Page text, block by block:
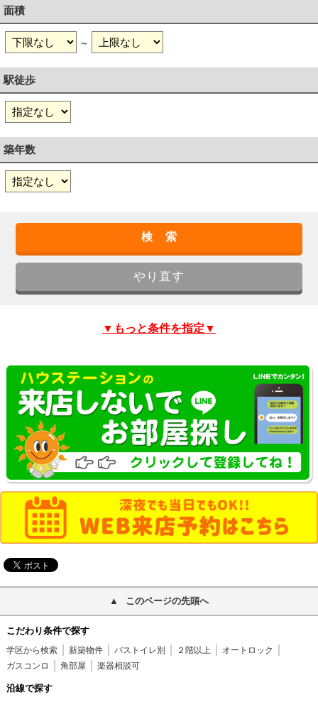
面積
～
駅徒歩
築年数
▼もっと条件を指定▼
このページの先頭へ
こだわり条件で探す
学区から検索 新築物件 バストイレ別 ２階以上
オートロック
ガスコンロ
角部屋 楽器相談可
沿線で探す